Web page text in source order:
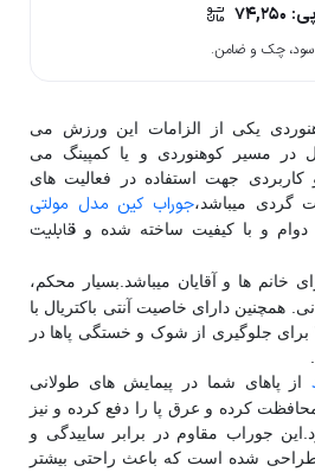
74,250
یکی از الزامات این ورزش می
در مسیر کوهنوردی و یا کمپینگ می
جهت استفاده در فعالیت های
گردی میباشد،جوراب کین مدل مولتی
دوام و با کیفیت ساخته شده و قابلیت
خانم ها و آقایان میباشد.بسیار محکم،
همچنین دارای خاصیت آنتی باکتریال با
تکنولوژی WUNDERSEAM برای جلوگیری از شوک و خستگی پاها در
از پاهای شما در پیمایش های طولانی
کرده و عرق پا را دفع کرده و نیز
جوراب مقاوم در برابر ساییدگی و
طراحی شده است که باعث راحتی بیشتر